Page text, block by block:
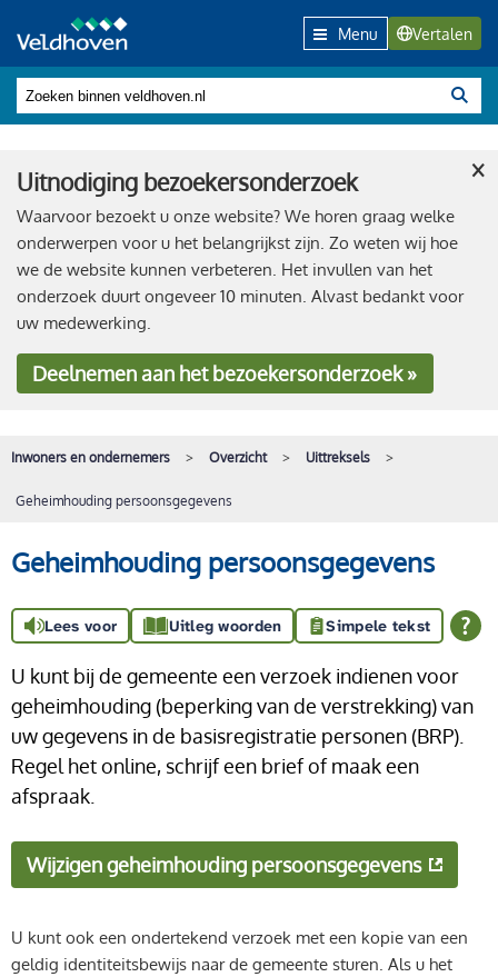
Menu Vertalen
Uitnodiging bezoekersonderzoek
Waarvoor bezoekt u onze website? We horen graag welke
onderwerpen voor u het belangrijkst zijn. Zo weten wij hoe
we de website kunnen verbeteren. Het invullen van het
onderzoek duurt ongeveer 10 minuten. Alvast bedankt voor
uw medewerking.
Deelnemenaan het bezoekersonderzoek »
×
Inwoners en ondernemers Overzicht Uittreksels
Geheimhouding persoonsgegevens
Geheimhouding persoonsgegevens
Lees voor Uitleg woorden Simpele tekst
U kunt bij de gemeente een verzoek indienen voor
geheimhouding (beperking van de verstrekking) van
uw gegevens in de basisregistratie personen (BRP).
Regel het online, schrijf een brief of maak een
afspraak.
Wijzigen geheimhouding persoonsgegevens
U kunt ook een ondertekend verzoek met een kopie van een
geldig identiteitsbewijs naar de gemeente sturen. Als u het